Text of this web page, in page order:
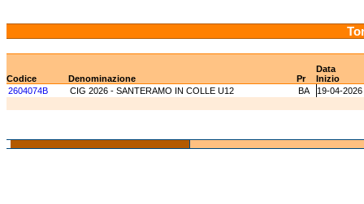
Data
Codice
Denominazione Pr
Inizio
2604074B
CIG 2026 - SANTERAMO IN COLLE U12 BA 19-04-2026